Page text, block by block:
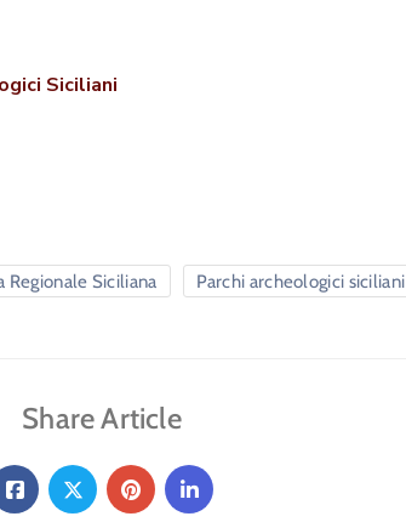
Siciliani
Regionale Siciliana Parchi archeologici siciliani
Share Article